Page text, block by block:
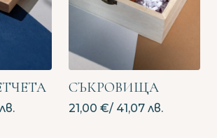
СЪКРОВИЩА
21,00 €/ 41,07 лв.